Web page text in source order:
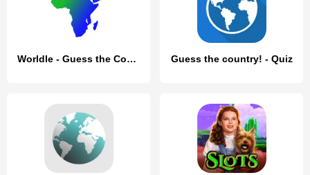
Worldle - Guess the Country Guess the country! - Quiz